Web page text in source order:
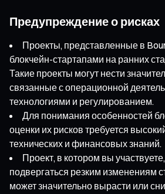
Предупреждение о рисках
Проекты, представленные в
блокчейн-стартапами на ранних
Такие проекты могут нести
связанные с операционной
технологиями и регулированием.
Для понимания особенностей
оценки их рисков требуется
технических и финансовых знаний.
Проект, в котором вы
подвергаться резким изменениям
может значительно вырасти или